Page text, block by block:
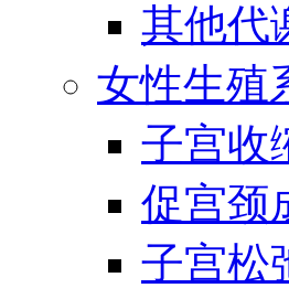
其他代
女性生殖
子宫收
促宫颈
子宫松